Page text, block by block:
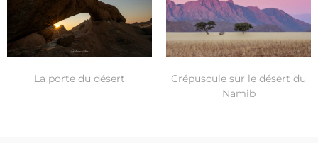
La porte du désert
Crépuscule sur le désert du
Namib